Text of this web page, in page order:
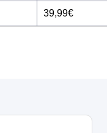
39,99€